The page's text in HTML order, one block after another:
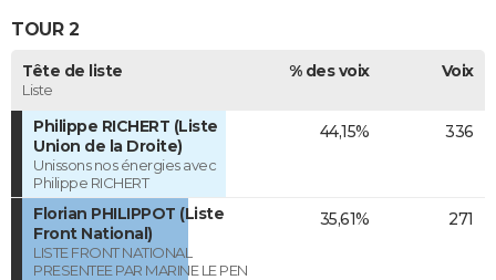
TOUR 2
Tête de liste
Liste
% des voix Voix
Philippe RICHERT (Liste
Union de la Droite)
Unissons nos énergies avec
Philippe RICHERT
44,15% 336
Florian PHILIPPOT (Liste
Front National)
LISTE FRONT NATIONAL
PRESENTEE PAR MARINE LE PEN
35,61% 271